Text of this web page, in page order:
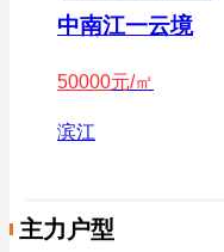
中南江一云境
50000元/㎡
滨江
主力户型